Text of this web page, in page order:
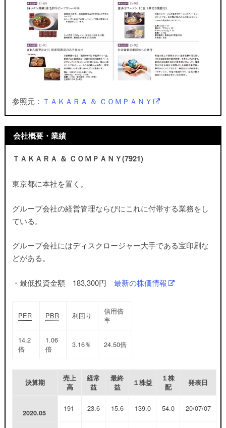
参照元： ＴＡＫＡＲＡ ＆ ＣＯＭＰＡＮＹ
会社概要・業績
ＴＡＫＡＲＡ ＆ ＣＯＭＰＡＮＹ(7921)
東京都に本社を置く。
グループ会社の経営管理ならびにこれに付帯する業務をし
ている。
グループ会社にはディスクロージャー大手である宝印刷な
どがある。
・最低投資金額 183,300円最新の株価情報
PER PBR 利回り
信用倍
率
14.2
倍
1.06
倍
3.16％ 24.50倍
決算期
売上
高
経常
益
最終
益
１株益
１株
配
発表日
2020.05 191 23.6 15.6 139.0 54.0 20/07/07